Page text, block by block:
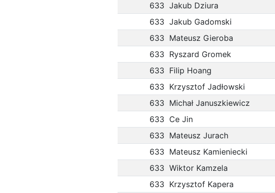
633 Jakub Dziura
633 Jakub Gadomski
633 Mateusz Gieroba
633 Ryszard Gromek
633 Filip Hoang
633 Krzysztof Jadłowski
633 Michał Januszkiewicz
633 Ce Jin
633 Mateusz Jurach
633 Mateusz Kamieniecki
633 Wiktor Kamzela
633 Krzysztof Kapera